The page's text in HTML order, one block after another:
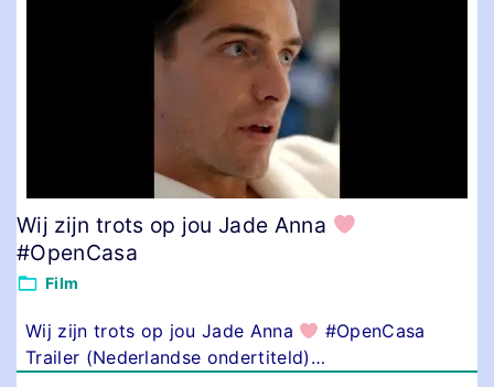
Wij zijn trots op jou Jade Anna
#OpenCasa
Film
Wij zijn trots op jou Jade Anna
#OpenCasa
Trailer (Nederlandse ondertiteld) …